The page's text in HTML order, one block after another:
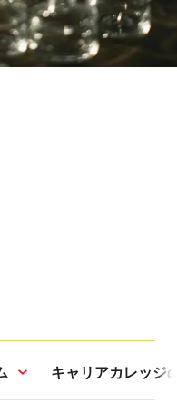
キャリアカレッジ